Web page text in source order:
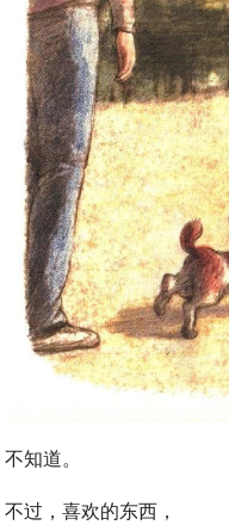
不知道。
不过，喜欢的东西，